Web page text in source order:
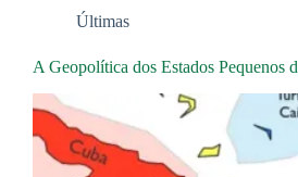
Últimas
A Geopolítica dos Estados Pequenos